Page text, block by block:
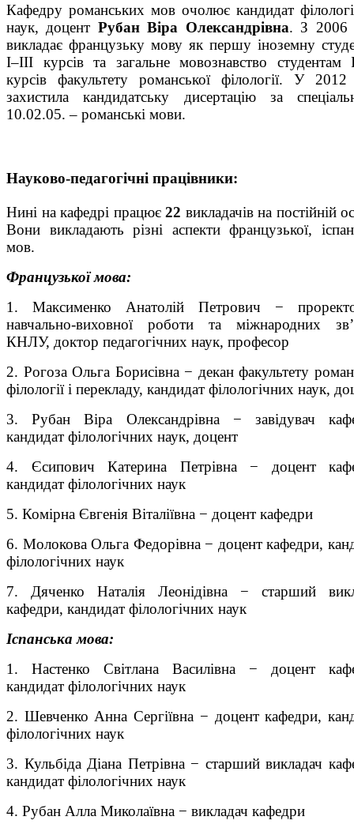
Кафедру романських мов очолює кандидат
наук, доцент Рубан Віра Олександрівна. З 2006
викладає французьку мову як першу іноземну
І–ІІІ курсів та загальне мовознавство студентам
курсів факультету романської філології. У 2012
захистила кандидатську дисертацію за
10.02.05. – романські мови.
Науково-педагогічні працівники:
Нині на кафедрі працює 22 викладачів на постійній
Вони викладають різні аспекти французької,
мов.
Французької мова:
1. Максименко Анатолій Петрович −
навчально-виховної роботи та міжнародних
КНЛУ, доктор педагогічних наук, професор
2. Рогоза Ольга Борисівна − декан факультету
філології і перекладу, кандидат філологічних наук,
3. Рубан Віра Олександрівна − завідувач
кандидат філологічних наук, доцент
4. Єсипович Катерина Петрівна − доцент
кандидат філологічних наук
5. Комірна Євгенія Віталіївна − доцент кафедри
6. Молокова Ольга Федорівна − доцент кафедри,
філологічних наук
7. Дяченко Наталія Леонідівна − старший
кафедри, кандидат філологічних наук
Іспанська мова:
1. Настенко Світлана Василівна − доцент
кандидат філологічних наук
2. Шевченко Анна Сергіївна − доцент кафедри,
філологічних наук
3. Кульбіда Діана Петрівна − старший викладач
кандидат філологічних наук
4. Рубан Алла Миколаївна − викладач кафедри